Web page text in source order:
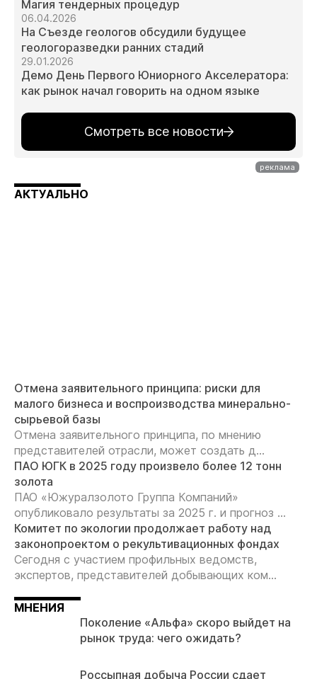
Магия тендерных процедур
06.04.2026
На Съезде геологов обсудили будущее
геологоразведки ранних стадий
29.01.2026
Демо День Первого Юниорного Акселератора:
как рынок начал говорить на одном языке
Смотреть все новости
АКТУАЛЬНО
Отмена заявительного принципа: риски для
малого бизнеса и воспроизводства минерально-
сырьевой базы
Отмена заявительного принципа, по мнению
представителей отрасли, может создать д...
ПАО ЮГК в 2025 году произвело более 12 тонн
золота
ПАО «Южуралзолото Группа Компаний»
опубликовало результаты за 2025 г. и прогноз ...
Комитет по экологии продолжает работу над
законопроектом о рекультивационных фондах
Сегодня с участием профильных ведомств,
экспертов, представителей добывающих ком...
МНЕНИЯ
Поколение «Альфа» скоро выйдет на
рынок труда: чего ожидать?
Россыпная добыча России сдает